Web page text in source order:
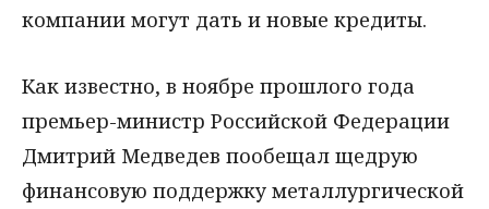
компании могут дать и новые кредиты.
Как известно, в ноябре прошлого года
премьер-министр Российской Федерации
Дмитрий Медведев пообещал щедрую
финансовую поддержку металлургической